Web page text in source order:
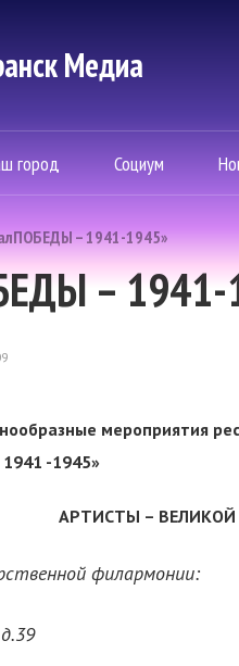
Mедиа
город Социум
– 1941-1945»
– 1941-
мероприятия
1941 -1945»
АРТИСТЫ – ВЕЛИКОЙ
филармонии: